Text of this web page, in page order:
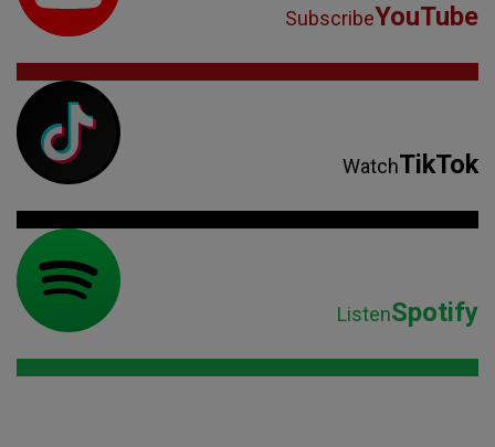
SubscribeYouTube
WatchTikTok
ListenSpotify